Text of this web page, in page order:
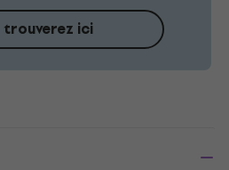
trouverez ici